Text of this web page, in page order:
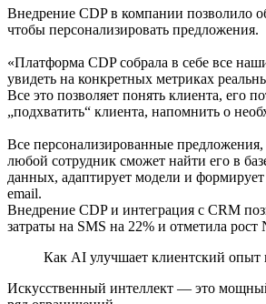
Внедрение CDP в компании позволило
чтобы персонализировать предложения.
«Платформа CDP собрала в себе все
увидеть на конкретных метриках
Все это позволяет понять клиента, его
„подхватить“ клиента, напомнить о
Все персонализированные предложения,
любой сотрудник сможет найти его в
данных, адаптирует модели и
email.
Внедрение CDP и интеграция с CRM
затраты на SMS на 22% и отметила рост
Как AI улучшает клиентский опыт
Искусственный интеллект — это